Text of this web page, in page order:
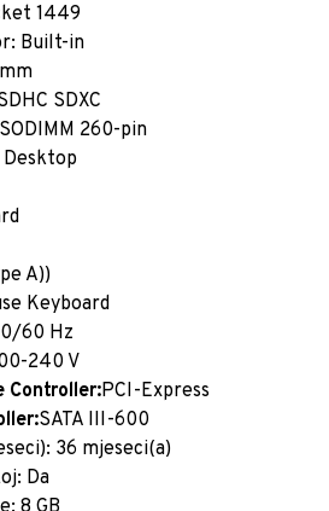
1449
Built-in
SDXC
260-pin
A))
Keyboard
60 Hz
240 V
Controller:PCI-Express
SATA III-600
36 mjeseci(a)
Da